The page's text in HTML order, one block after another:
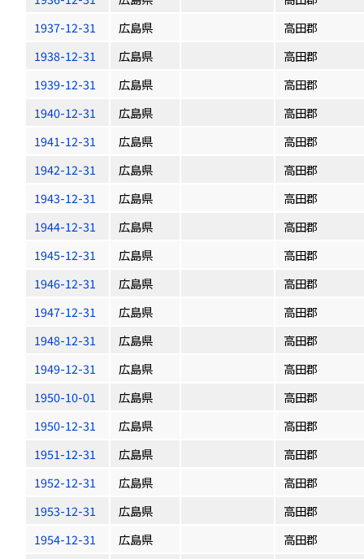
1937-12-31
広島県
高田郡
1938-12-31
広島県
高田郡
1939-12-31
広島県
高田郡
1940-12-31
広島県
高田郡
1941-12-31
広島県
高田郡
1942-12-31
広島県
高田郡
1943-12-31
広島県
高田郡
1944-12-31
広島県
高田郡
1945-12-31
広島県
高田郡
1946-12-31
広島県
高田郡
1947-12-31
広島県
高田郡
1948-12-31
広島県
高田郡
1949-12-31
広島県
高田郡
1950-10-01
広島県
高田郡
1950-12-31
広島県
高田郡
1951-12-31
広島県
高田郡
1952-12-31
広島県
高田郡
1953-12-31
広島県
高田郡
1954-12-31
広島県
高田郡